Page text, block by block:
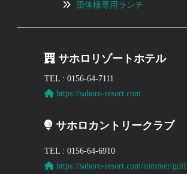
団体様専用ランチ
サホロリゾートホテル
TEL : 0156-64-7111
https://sahoro-resort.com
サホロカントリークラブ
TEL : 0156-64-6910
https://sahoro-resort.com/summer/golf